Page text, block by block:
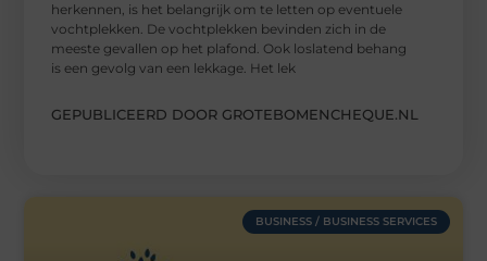
herkennen, is het belangrijk om te letten op eventuele
vochtplekken. De vochtplekken bevinden zich in de
meeste gevallen op het plafond. Ook loslatend behang
is een gevolg van een lekkage. Het lek
GEPUBLICEERD DOOR GROTEBOMENCHEQUE.NL
BUSINESS / BUSINESS SERVICES